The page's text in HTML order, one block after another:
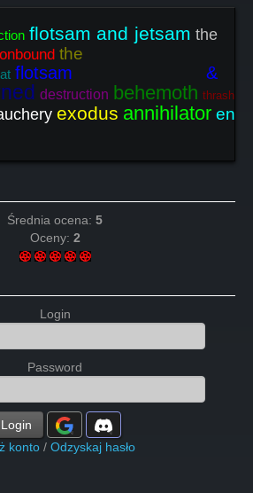
flotsam and jetsam the
the
flotsam &
destruction behemoth thrash
exodus annihilator
Średnia ocena: 5
Oceny: 2
Login
Password
Login
konto / Odzyskaj hasło